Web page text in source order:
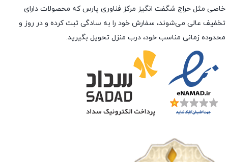
خاصی مثل حراج شگفت انگیز مرکز فناوری پارس که محصولات دارای
تخفیف عالی می‌شوند، سفارش خود را به سادگی ثبت کرده و در روز و
محدوده زمانی مناسب خود، درب منزل تحویل بگیرید.